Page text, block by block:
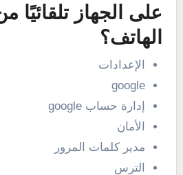
على الجهاز تلقائيًا
الهاتف؟
الإعدادات
google
إدارة حساب google
الأمان
مدير كلمات المرور
الترس